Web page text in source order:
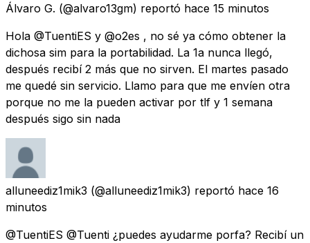
Álvaro G. (@alvaro13gm) reportó hace 15 minutos
Hola @TuentiES y @o2es , no sé ya cómo obtener la
dichosa sim para la portabilidad. La 1a nunca llegó,
después recibí 2 más que no sirven. El martes pasado
me quedé sin servicio. Llamo para que me envíen otra
porque no me la pueden activar por tlf y 1 semana
después sigo sin nada
alluneediz1mik3 (@alluneediz1mik3) reportó hace 16
minutos
@TuentiES @Tuenti ¿puedes ayudarme porfa? Recibí un